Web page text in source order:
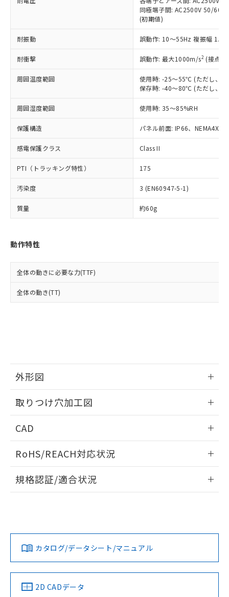
同極端子間: AC2500V 50/
(初期値)
耐振動 誤動作: 10～55Hz 複振幅
耐衝撃 誤動作: 最大1000m/s2 (接点
周囲温度範囲
使用時: -25～55℃ (ただし、氷
保存時: -40～80℃ (ただし、氷
周囲湿度範囲 使用時: 35～85%RH
保護構造 パネル前面: IP66、NEMA4X,
感電保護クラス Class II
PTI（トラッキング特性） 175
汚染度 3 (EN60947-5-1)
質量 約60g
動作特性
全体の動きに必要な力(TTF)
全体の動き(TT)
外形図
取りつけ穴加工図
CAD
ドすることができます。
ログイン/会員登録
ダウンロードデータをご利用いただく前に、以下を必ずお読
みください。
ソフトウェアの使用条件
RoHS/REACH対応状況
EU RoHS 注意事項・凡例
対応済み
中国 RoHS 注意事項・凡例
規格認証/適合状況
LR型式承認
（イギリス
船舶規格）
DNV型式承認
（ノルウェー
BV型式承認
（フランス
KR型式
（韓国
カタログ/データシート/マニュアル
2D CADデータ
在庫状況および標準価格照会結果は、
記載している更新日時点での社内デー
タに基づき作成されるものであり、閲
覧された時点での実際の在庫および標
準価格とは異なる場合があることをご
正式な納期状況および標準価格はお客
様のお取引先、またはお客様担当のオ
ムロン制御機器販売店・当社販売員に
オムロン制御機器販売店や当社販売拠
販売ネットワーク
」をご確認
在庫状況および標準価格結果を当社の
事前の承諾なく第三者に漏洩または開
示しないようお願いします。
マイパーツ機能（部品リスト作成サー
ビス）をご利用いただくには、I-Web
メンバーズにご登録されている必要が
引・商談に必要な範囲で利用すること
をご了承ください。
※当社の共同利用者とは、
の共同利用に関して"
の「1.共同利
むを得ず変更することがあります。
六価クロム(Cr(Ⅵ)) 1000ppm以下、ポリ臭化ビフェニル
類(PBB) 1000ppm以下、ポリ臭化ジフェニルエーテル類
(PBDE) 1000ppm以下、フタル酸ビス(2-エチルヘキシ
ル) (DEHP)(別名：DOP) 1000ppm以下、フタル酸ブチ
ルベンジル（BBP） 1000ppm以下、フタル酸ジブチル
（DBP） 1000ppm以下、フタル酸ジイソブチル
適用除外項目は除く。
フタル酸エステル類の４物質については閾値を超える意
図的な使用がないことを確認しています。
部品在庫の切り替え状況などにより、予定
月が前後することがあります。
とができます。
51物質の非含有証明書（当社基準）
欄に対応日を記載しておりました。
既に当社にて対応品への在庫切替を完了
していることから、特段のことがない限
り、2022年1月12日より割愛しておりま
す。
「－」：未確認です。当社販売部門へお問
*中国RoHS10物質の基準値 (GB/T26572)：
Pb(鉛) :1000ppm、 Hg(水銀) : 1000ppm、 Cd(カドミウ
Cr(Ⅵ)(六価クロム) : 1000ppm、 PBBs(ポリ臭化ビフェ
DBP(フタル酸ジブチル) : 1000ppm、 DIBP(フタル酸ジ
イソブチル) : 1000ppm、 BBP(フタル酸ブチルベンジ
DEHP(フタル酸ビス(2-エチルヘキシル)) : 1000ppm
※2 環境保護使用期限
「ｅ」：有害物質（10物質）のすべてが基
準値以下であることを示します。
「10」：通常の使用状況下において有害物
質が外部に漏えいし、環境に深刻な影響を
及ぼさない年数を意味します。
「－」：未確認です。当社販売部門へお問
い合わせください。
為替および外国貿易法に定める商品
（以下｢規制貨物等」という）を輸出
または国外への提供する場合は、日本
国政府の輸出許可(または役務取引許
可)を取得するなどの必要な手続きを
当社は規制貨物を破棄する場合は、完
全に破砕するなど、違法に輸出されな
いよう必要な手段を講じます。
当社は貴社製品を、核兵器、ミサイ
ル、化学兵器、生物兵器またはその他
武器並びにこれらの製造装置等に一切
当社は、貴社製品を第三者に販売する
場合は、上記1、2および3の内容を当
該第三者に通知します。また当社は、
販売先および販売に係わる関係者が違
法に輸出するおそれがある場合は、取
り引きをいたしません。
一定数以上の在庫あり
一定数には満たないが在庫あり
在庫なし(最新の在庫状況につ
いては、お客様のお取引先、ま
たはお客様担当のオムロン制御
機器販売店・当社販売員にご確
受注生産機種、また在庫状況の
情報を公開していない機種